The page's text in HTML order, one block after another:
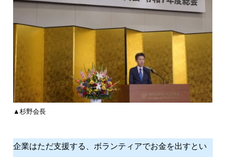
高
専
会
」
総
・
交
▲杉野会長
企業はただ支援する、ボランティアでお金を出すとい